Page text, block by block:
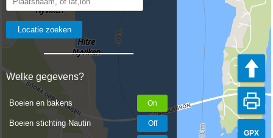
Welke gegevens?
Boeien en bakens
Boeien stichting Nautin
GPX